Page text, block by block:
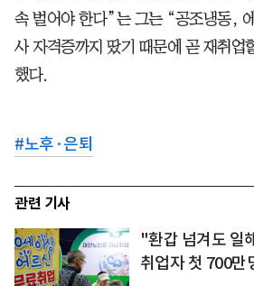
속 벌어야 한다”는 그는 “공조냉동,
사 자격증까지 땄기 때문에 곧 재취업
했다.
#노후·은퇴
관련 기사
"환갑 넘겨도 일
취업자 첫 700만